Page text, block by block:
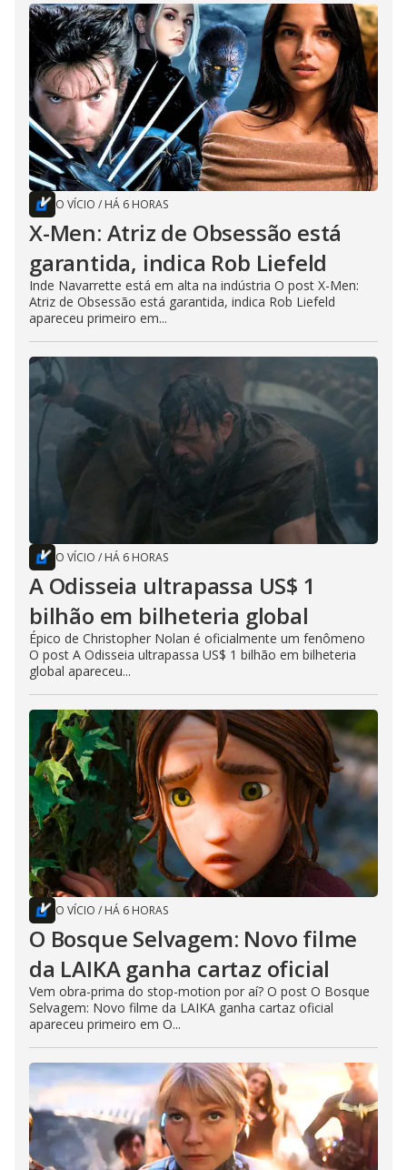
O VÍCIO / HÁ 6 HORAS
X-Men: Atriz de Obsessão está
garantida, indica Rob Liefeld
Inde Navarrette está em alta na indústria O post X-Men:
Atriz de Obsessão está garantida, indica Rob Liefeld
apareceu primeiro em...
O VÍCIO / HÁ 6 HORAS
A Odisseia ultrapassa US$ 1
bilhão em bilheteria global
Épico de Christopher Nolan é oficialmente um fenômeno
O post A Odisseia ultrapassa US$ 1 bilhão em bilheteria
global apareceu...
O VÍCIO / HÁ 6 HORAS
O Bosque Selvagem: Novo filme
da LAIKA ganha cartaz oficial
Vem obra-prima do stop-motion por aí? O post O Bosque
Selvagem: Novo filme da LAIKA ganha cartaz oficial
apareceu primeiro em O...